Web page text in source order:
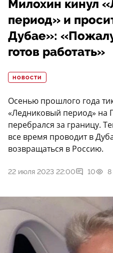
Милохин кинул
период» и
Дубае»:
готов работать»
НОВОСТИ
Осенью прошлого года
«Ледниковый период» на
перебрался за границу.
все время проводит в
возвращаться в Россию.
22 июля 2023 22:00 10 8